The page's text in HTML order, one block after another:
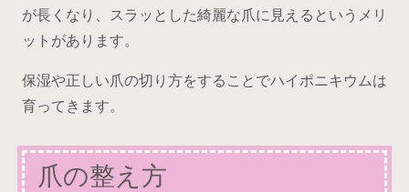
が長くなり、スラッとした綺麗な爪に見えるというメリ
ットがあります。
保湿や正しい爪の切り方をすることでハイポニキウムは
育ってきます。
爪の整え方